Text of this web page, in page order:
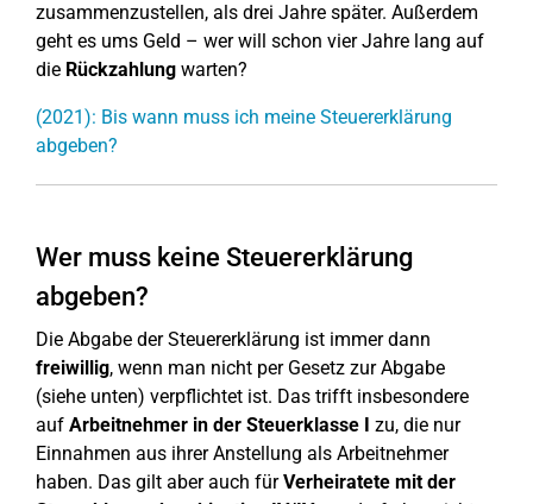
zusammenzustellen, als drei Jahre später. Außerdem
geht es ums Geld – wer will schon vier Jahre lang auf
die Rückzahlung warten?
(2021): Bis wann muss ich meine Steuererklärung
abgeben?
Wer muss keine Steuererklärung
abgeben?
Die Abgabe der Steuererklärung ist immer dann
freiwillig, wenn man nicht per Gesetz zur Abgabe
(siehe unten) verpflichtet ist. Das trifft insbesondere
auf Arbeitnehmer in der Steuerklasse I
zu, die nur
Einnahmen aus ihrer Anstellung als Arbeitnehmer
haben. Das gilt aber auch fürVerheiratete mit der